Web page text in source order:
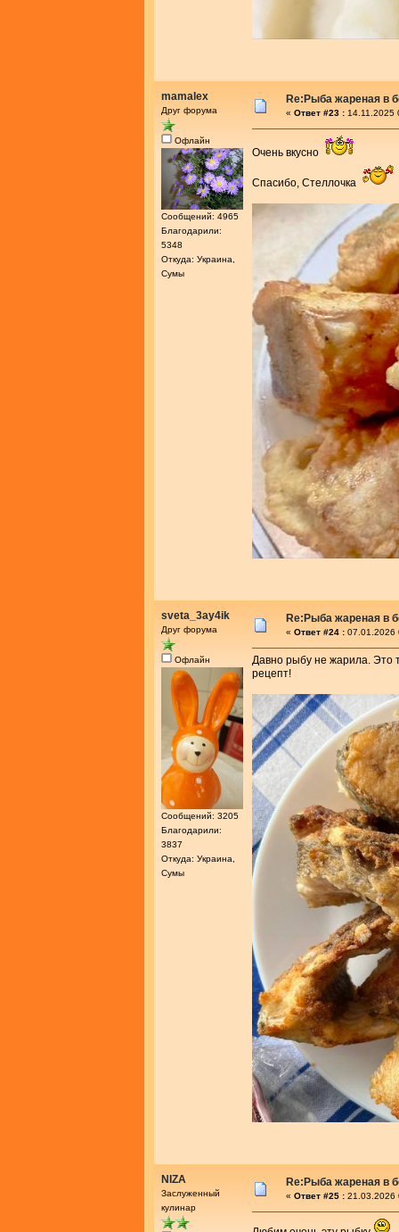
mamalex
Друг форума
Офлайн
Сообщений: 4965
Благодарили:
5348
Откуда: Украина,
Сумы
Re:Рыба жареная в
« Ответ #23 : 14.11.2025
Очень вкусно
Спасибо, Стеллочка
sveta_3ay4ik
Друг форума
Офлайн
Сообщений: 3205
Благодарили:
3837
Откуда: Украина,
Сумы
Re:Рыба жареная в
« Ответ #24 : 07.01.2026
Давно рыбу не жарила. Это
рецепт!
NIZA
Заслуженный
кулинар
Re:Рыба жареная в
« Ответ #25 : 21.03.2026